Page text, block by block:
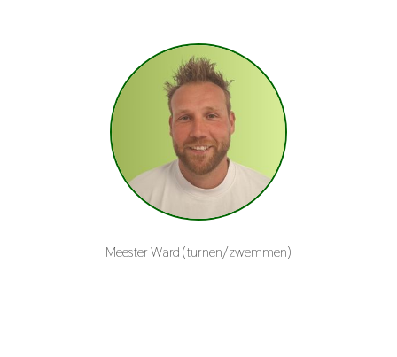
Meester Ward (turnen/zwemmen)